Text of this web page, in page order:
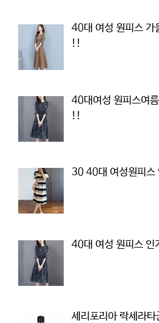
40대 여성 원피스
!!
40대여성 원피스여
!!
30 40대 여성원피
40대 여성 원피스
세리포리아 락세라타